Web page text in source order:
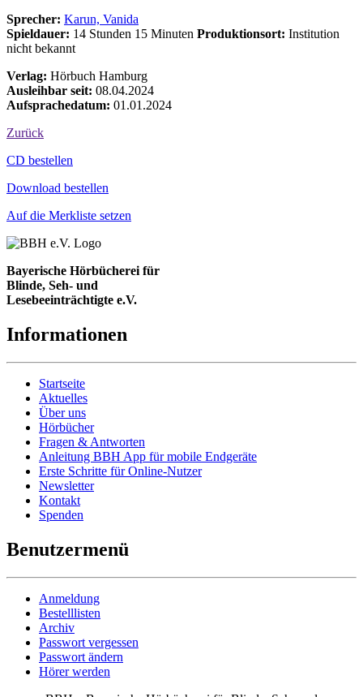
Sprecher: Karun, Vanida
Spieldauer: 14 Stunden 15 Minuten Produktionsort: Institution
nicht bekannt
Verlag: Hörbuch Hamburg
Ausleihbar seit: 08.04.2024
Aufsprachedatum: 01.01.2024
Zurück
Bestell-Aktionen
CD bestellen
Download bestellen
Auf die Merkliste setzen
Bayerische Hörbücherei für
Blinde, Seh- und
Lesebeeinträchtigte e.V.
Informationen
Startseite
Aktuelles
Über uns
Hörbücher
Fragen & Antworten
Anleitung BBH App für mobile Endgeräte
Erste Schritte für Online-Nutzer
Newsletter
Kontakt
Spenden
Benutzermenü
Anmeldung
Bestelllisten
Archiv
Passwort vergessen
Passwort ändern
Hörer werden